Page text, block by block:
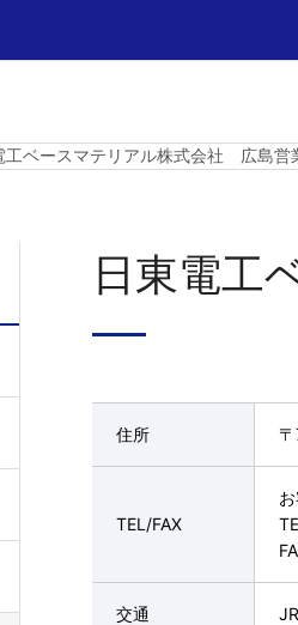
工ベースマテリアル株式会社 広島営
日東電工
住所
TEL/FAX
交通